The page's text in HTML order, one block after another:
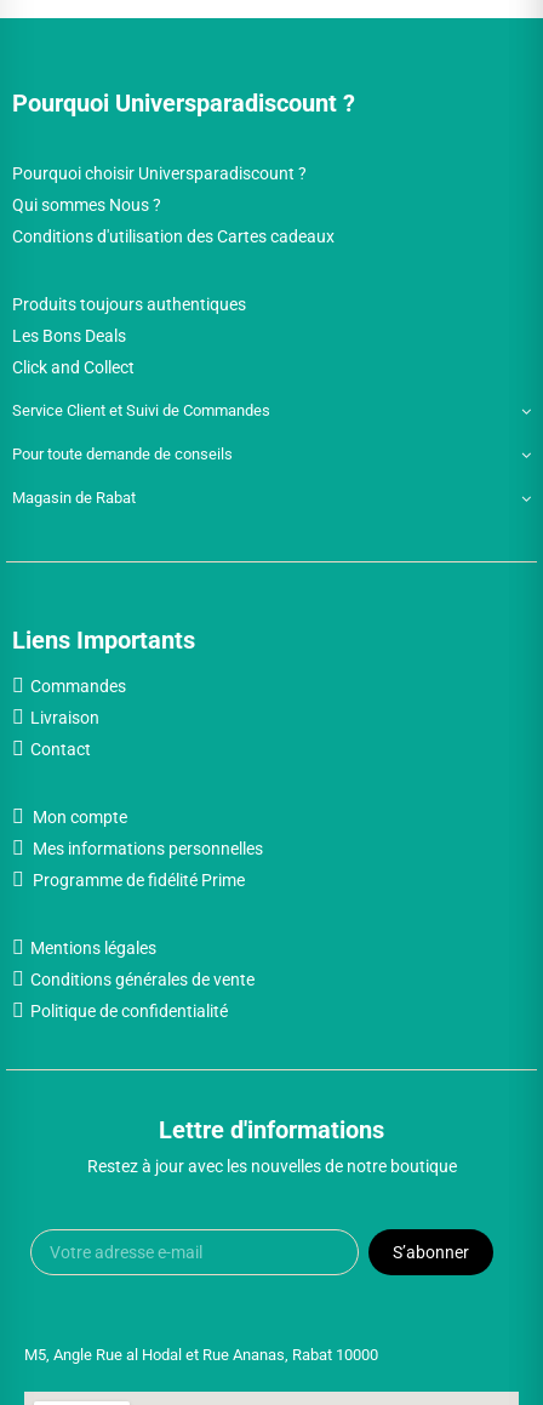
Pourquoi Universparadiscount ?
Pourquoi choisir Universparadiscount ?
Qui sommes Nous ?
Conditions d'utilisation des Cartes cadeaux
Produits toujours authentiques
Les Bons Deals
Click and Collect
Service Client et Suivi de Commandes
Pour toute demande de conseils
Magasin de Rabat
Liens Importants
Commandes
Livraison
Contact
Mon compte
Mes informations personnelles
Programme de fidélité Prime
Mentions légales
Conditions générales de vente
Politique de confidentialité
Lettre d'informations
Restez à jour avec les nouvelles de notre boutique
S’abonner
M5, Angle Rue al Hodal et Rue Ananas, Rabat 10000